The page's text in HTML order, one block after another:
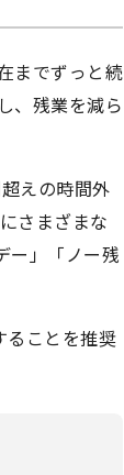
までずっと続
、残業を減ら
えの時間外
さまざまな
ー」「ノー残
ることを推奨